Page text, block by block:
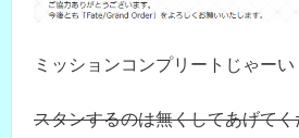
ミッションコンプリートじゃーい
スタンするのは無くしてあげてく